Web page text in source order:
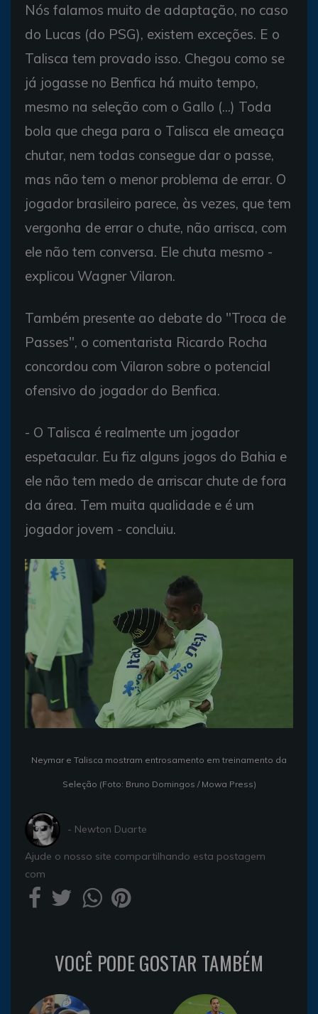
Nós falamos muito de adaptação, no caso
do Lucas (do PSG), existem exceções. E o
Talisca tem provado isso. Chegou como se
já jogasse no Benfica há muito tempo,
mesmo na seleção com o Gallo (...) Toda
bola que chega para o Talisca ele ameaça
chutar, nem todas consegue dar o passe,
mas não tem o menor problema de errar. O
jogador brasileiro parece, às vezes, que tem
vergonha de errar o chute, não arrisca, com
ele não tem conversa. Ele chuta mesmo -
explicou Wagner Vilaron.
Também presente ao debate do "Troca de
Passes", o comentarista Ricardo Rocha
concordou com Vilaron sobre o potencial
ofensivo do jogador do Benfica.
- O Talisca é realmente um jogador
espetacular. Eu fiz alguns jogos do Bahia e
ele não tem medo de arriscar chute de fora
da área. Tem muita qualidade e é um
jogador jovem - concluiu.
Neymar e Talisca mostram entrosamento em treinamento da
Seleção (Foto: Bruno Domingos / Mowa Press)
- Newton Duarte
Ajude o nosso site compartilhando esta postagem
com
VOCÊ PODE GOSTAR TAMBÉM